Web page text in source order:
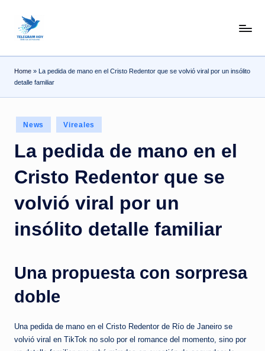
N
o
T
i
T
e
l
e
N
o
c
i
s
Home » La pedida de mano en el Cristo Redentor que se volvió viral por un insólito
detalle familiar
Posted
in
News Vireales
La pedida de mano en el
Cristo Redentor que se
volvió viral por un
insólito detalle familiar
Una propuesta con sorpresa
doble
Una pedida de mano en el Cristo Redentor de Río de Janeiro se
volvió viral en TikTok no solo por el romance del momento, sino por